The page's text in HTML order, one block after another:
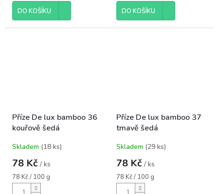
DO KOŠÍKU DO KOŠÍKU
Příze De lux bamboo 36
kouřově šedá
Skladem (18 ks)
78 Kč / ks
Měrná
cena:
78 Kč / 100 g
Příze De lux bamboo 37
tmavě šedá
Skladem (29 ks)
78 Kč / ks
Měrná
cena:
78 Kč / 100 g